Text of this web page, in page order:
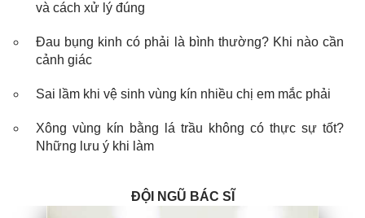
và cách xử lý đúng
Đau bụng kinh có phải là bình thường? Khi nào cần
cảnh giác
Sai lầm khi vệ sinh vùng kín nhiều chị em mắc phải
Xông vùng kín bằng lá trầu không có thực sự tốt?
Những lưu ý khi làm
ĐỘI NGŨ BÁC SĨ